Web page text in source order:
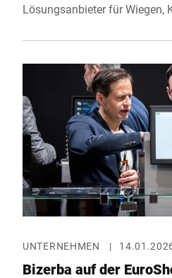
Lösungsanbieter für Wiegen,
Prozesse. In Halle 5, Stand
mehrseitige
Lösungen für
Ausblick auf eine neue
Wägetechnologie.
UNTERNEHMEN |
Bizerba auf der